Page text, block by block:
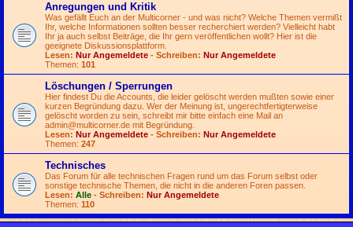
Anregungen und Kritik
Was gefällt Euch an der Multicorner - und was nicht? Welche Themen vermißt
Ihr, welche Informationen sollten besser recherchiert werden? Vielleicht habt
Ihr ja auch selbst Beiträge, die Ihr gern veröffentlichen wollt? Hier ist die
geeignete Diskussionsplattform.
Lesen: Nur Angemeldete - Schreiben: Nur Angemeldete
Themen: 101
Löschungen / Sperrungen
Hier findest Du die Accounts, die leider gelöscht werden mußten sowie einer
kurzen Begründung dazu. Wer der Meinung ist, ungerechtfertigterweise
gelöscht worden zu sein, schreibt mir bitte einfach eine Mail an
admin@multicorner.de mit Begründung.
Lesen: Nur Angemeldete - Schreiben: Nur Angemeldete
Themen: 247
Technisches
Das Forum für alle technischen Fragen rund um das Forum selbst oder
sonstige technische Themen, die nicht in die anderen Foren passen.
Lesen: Alle - Schreiben: Nur Angemeldete
Themen: 110